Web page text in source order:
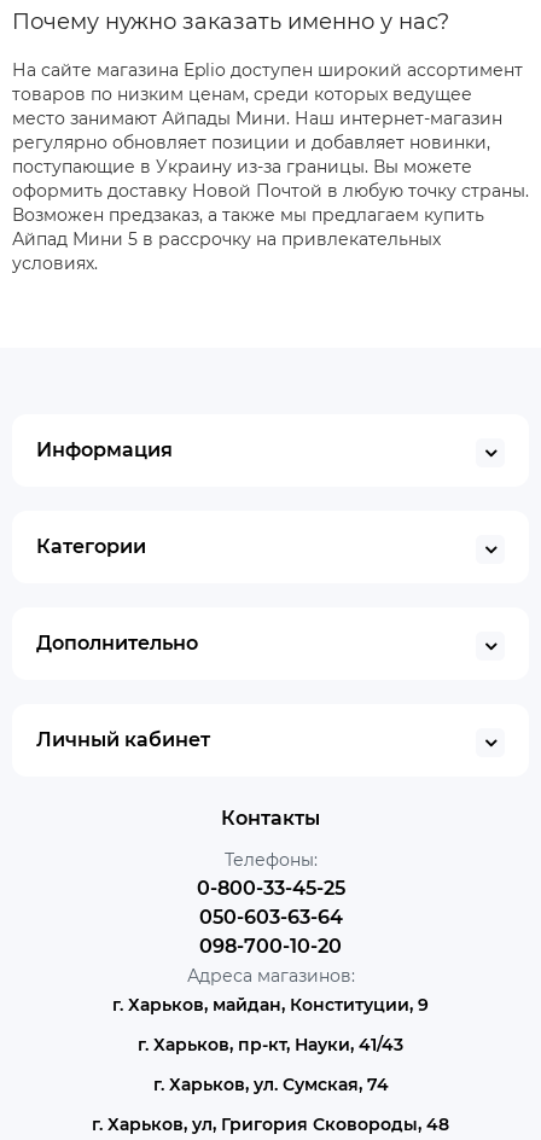
Почему нужно заказать именно у нас?
На сайте магазина Eplio доступен широкий ассортимент
товаров по низким ценам, среди которых ведущее
место занимают Айпады Мини. Наш интернет-магазин
регулярно обновляет позиции и добавляет новинки,
поступающие в Украину из-за границы. Вы можете
оформить доставку Новой Почтой в любую точку страны.
Возможен предзаказ, а также мы предлагаем купить
Айпад Мини 5 в рассрочку на привлекательных
условиях.
Информация
Категории
Дополнительно
Личный кабинет
Контакты
Телефоны:
0-800-33-45-25
050-603-63-64
098-700-10-20
Адреса магазинов:
г. Харьков, майдан, Конституции, 9
г. Харьков, пр-кт, Науки, 41/43
г. Харьков, ул. Сумская, 74
г. Харьков, ул, Григория Сковороды, 48